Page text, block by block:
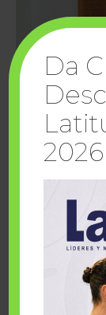
Cuando la
sueños
Da
2026